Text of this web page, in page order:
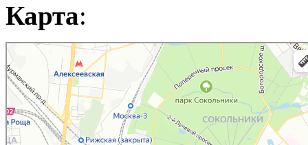
Карта:
Москва
Яндекс Карты — транспорт, навигация, поиск мест